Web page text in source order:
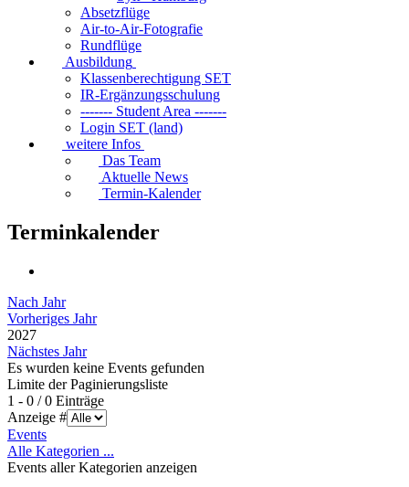
Absetzflüge
Air-to-Air-Fotografie
Rundflüge
Ausbildung
Klassenberechtigung SET
IR-Ergänzungsschulung
------- Student Area -------
Login SET (land)
weitere Infos
Das Team
Aktuelle News
Termin-Kalender
Terminkalender
Nach Jahr
Vorheriges Jahr
2027
Nächstes Jahr
Es wurden keine Events gefunden
Limite der Paginierungsliste
1 - 0 / 0 Einträge
Anzeige #
Events
Alle Kategorien ...
Events aller Kategorien anzeigen